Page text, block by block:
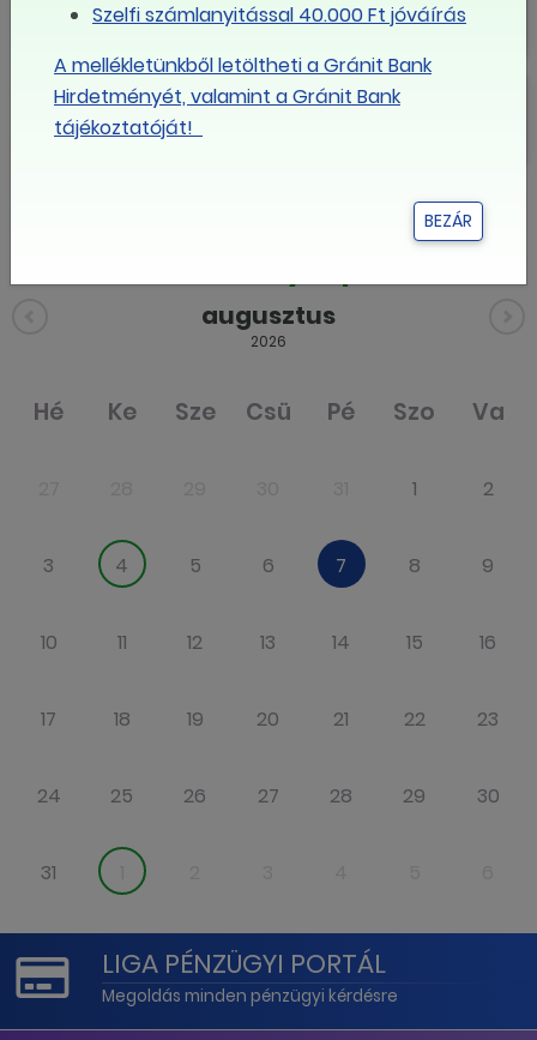
Budapest – Radisson Blu Béke
Hotel **** Superior
augusztus
2026
Hé Ke Sze Csü Pé Szo Va
1 2
3 4 5 6 7 8 9
10 11 12 13 14 15 16
17 18 19 20 21 22 23
24 25 26 27 28 29 30
31
LIGA PÉNZÜGYI PORTÁL
Megoldás minden pénzügyi kérdésre
Szelfi számlanyitással 40.000 Ft jóváírás
A mellékletünkből letöltheti a Gránit Bank
Hirdetményét, valamint a Gránit Bank
tájékoztatóját!
BEZÁR